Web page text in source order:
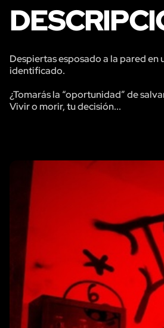
Despiertas esposado a la pared
identificado.
¿Tomarás la “oportunidad” de
Vivir o morir, tu decisión...